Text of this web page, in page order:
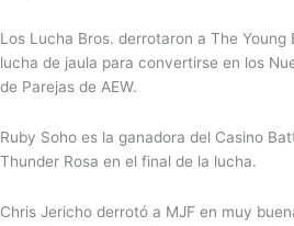
Los Lucha Bros. derrotaron a The Young
lucha de jaula para convertirse en los
de Parejas de AEW.
Ruby Soho es la ganadora del Casino
Thunder Rosa en el final de la lucha.
Chris Jericho derrotó a MJF en muy